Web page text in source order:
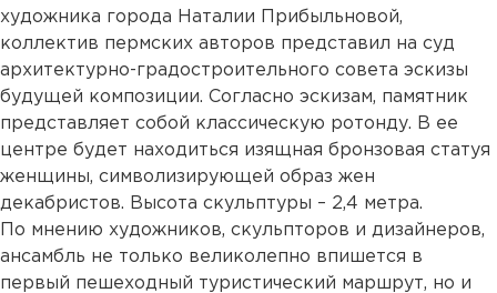
художника города Наталии Прибыльновой,
коллектив пермских авторов представил на суд
архитектурно-градостроительного совета эскизы
будущей композиции. Согласно эскизам, памятник
представляет собой классическую ротонду. В ее
центре будет находиться изящная бронзовая статуя
женщины, символизирующей образ жен
декабристов. Высота скульптуры – 2,4 метра.
По мнению художников, скульпторов и дизайнеров,
ансамбль не только великолепно впишется в
первый пешеходный туристический маршрут, но и